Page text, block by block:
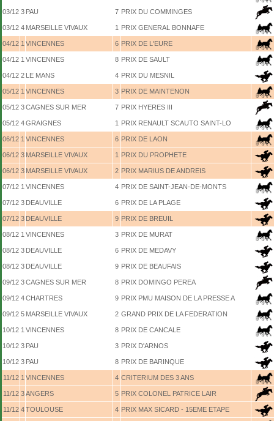
03/12 3 PAU 7 PRIX DU COMMINGES
03/12 4 MARSEILLE VIVAUX 1 PRIX GENERAL BONNAFE
04/12 1 VINCENNES 6 PRIX DE L'EURE
04/12 1 VINCENNES 8 PRIX DE SAULT
04/12 2 LE MANS 4 PRIX DU MESNIL
05/12 1 VINCENNES 3 PRIX DE MAINTENON
05/12 3CAGNES SUR MER 7 PRIX HYERES III
05/12 4GRAIGNES 1 PRIX RENAULT SCAUTO SAINT-LO
06/12 1 VINCENNES 6 PRIX DE LAON
06/12 3 MARSEILLE VIVAUX 1 PRIX DU PROPHETE
06/12 3 MARSEILLE VIVAUX 2 PRIX MARIUS DE ANDREIS
07/12 1 VINCENNES 4 PRIX DE SAINT-JEAN-DE-MONTS
07/12 3 DEAUVILLE 6 PRIX DE LA PLAGE
07/12 3 DEAUVILLE 9 PRIX DE BREUIL
08/12 1 VINCENNES 3 PRIX DE MURAT
08/12 3 DEAUVILLE 6 PRIX DE MEDAVY
08/12 3 DEAUVILLE 9 PRIX DE BEAUFAIS
09/12 3CAGNES SUR MER 8 PRIX DOMINGO PEREA
09/12 4CHARTRES 9 PRIX PMU MAISON DE LA PRESSE A
09/12 5 MARSEILLE VIVAUX 2 GRAND PRIX DE LA FEDERATION
10/12 1 VINCENNES 8 PRIX DE CANCALE
10/12 3 PAU 3 PRIX D'ARNOS
10/12 3 PAU 8 PRIX DE BARINQUE
11/12 1 VINCENNES 4 CRITERIUM DES 3 ANS
11/12 3ANGERS 5 PRIX COLONEL PATRICE LAIR
11/12 4TOULOUSE 4 PRIX MAX SICARD - 15EME ETAPE